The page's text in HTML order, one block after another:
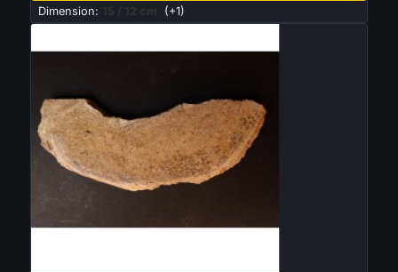
Dimension: 15 / 12 cm (+1)